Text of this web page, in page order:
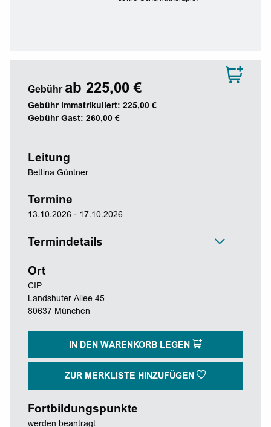
Gebühr ab 225,00 €
Gebühr immatrikuliert: 225,00 €
Gebühr Gast: 260,00 €
Leitung
Bettina Güntner
Termine
13.10.2026 - 17.10.2026
Termindetails
Ort
CIP
Landshuter Allee 45
80637 München
IN DEN WARENKORB LEGEN
ZUR MERKLISTE HINZUFÜGEN
Fortbildungspunkte
werden beantragt